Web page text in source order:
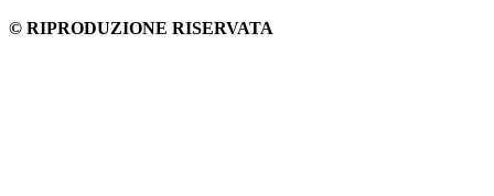
© RIPRODUZIONE RISERVATA